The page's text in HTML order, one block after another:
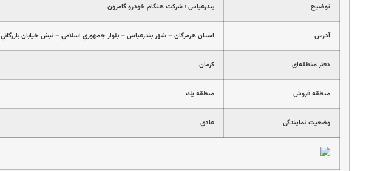
توضیح بندرعباس : شركت هنگام خودرو گامرون
آدرس استان هرمزگان – شهر بندرعباس – بلوار جمهوري اسلامي – نبش خيابان بازرگاني
دفتر منطقه‌ای كرمان
منطقه فروش منطقه يك
وضعیت نمایندگی عادي